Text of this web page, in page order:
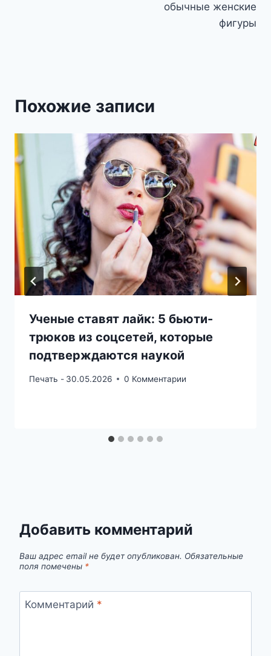
обычные женские
фигуры
Похожие записи
Ученые ставят лайк: 5 бьюти-
трюков из соцсетей, которые
подтверждаются наукой
Печать - 30.05.2026 0 Комментарии
Добавить комментарий
Ваш адрес email не будет опубликован. Обязательные
поля помечены *
Комментарий *